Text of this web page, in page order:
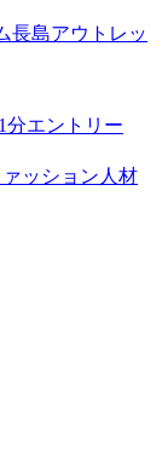
長島アウトレッ
分エントリー
ァッション人材